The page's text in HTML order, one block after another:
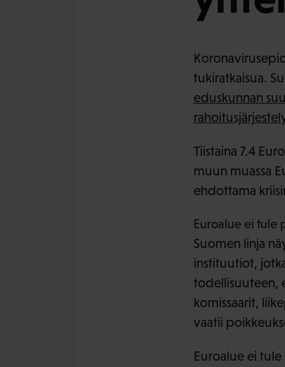
tukiratkaisua.
eduskunnan
Tiistaina 7.4
muun muassa
ehdottama
Euroalue ei tule
Suomen linja
instituutiot,
todellisuuteen,
komissaarit,
vaatii
Euroalue ei tule